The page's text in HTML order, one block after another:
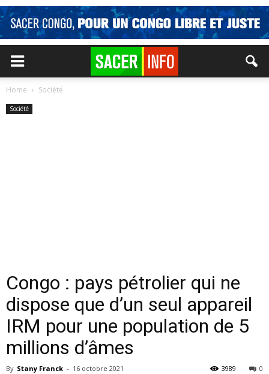
Home Société
Société
Congo : pays pétrolier qui ne
dispose que d’un seul appareil
IRM pour une population de 5
millions d’âmes
By Stany Franck - 16 octobre 2021 0
3989